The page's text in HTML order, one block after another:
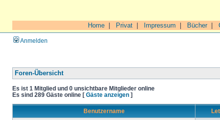
Home Privat Impressum Bücher|
Anmelden
Foren-Übersicht
Es ist 1 Mitglied und 0 unsichtbare Mitglieder online
Es sind 289 Gäste online [ Gäste anzeigen ]
Benutzername